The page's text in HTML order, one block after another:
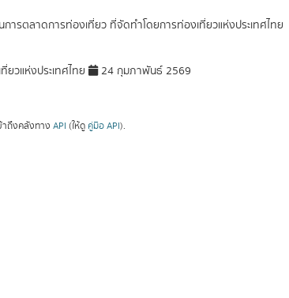
ารตลาดการท่องเที่ยว ที่จัดทำโดยการท่องเที่ยวแห่งประเทศไทย
ยวแห่งประเทศไทย 24 กุมภาพันธ์ 2569
ถึงคลังทาง API (ให้ดู คู่มือ API).